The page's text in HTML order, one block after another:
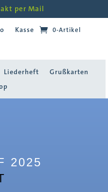
per Mail
Kasse 0-Artikel
Liederheft
Grußkarten
2025